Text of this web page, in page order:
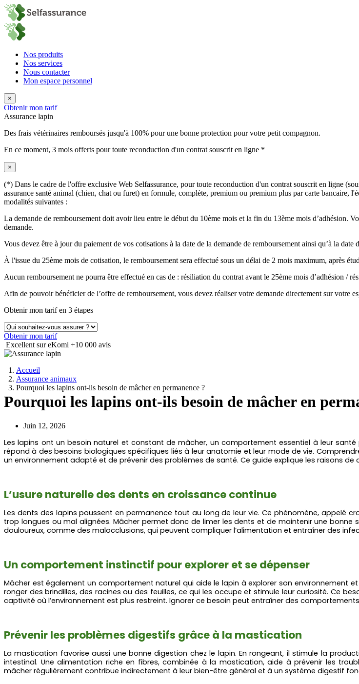
Nos produits
Nos services
Nous contacter
Mon espace personnel
×
Obtenir mon tarif
Assurance lapin
Des frais vétérinaires remboursés jusqu'à 100% pour une bonne protection pour votre petit compagnon.
En ce moment, 3 mois offerts pour toute reconduction d'un contrat souscrit en ligne *
×
(*) Dans le cadre de l'offre exclusive Web Selfassurance, pour toute reconduction d'un contrat souscrit en ligne
assurance santé animal (chien, chat ou furet) en formule, complète, premium ou premium plus par carte bancaire,
modalités suivantes :
La demande de remboursement doit avoir lieu entre le début du 10ème mois et la fin du 13ème mois d’adhésion.
demande.
Vous devez être à jour du paiement de vos cotisations à la date de la demande de remboursement ainsi qu’à la
À l'issue du 25ème mois de cotisation, le remboursement sera effectué sous un délai de 2 mois maximum, après
Aucun remboursement ne pourra être effectué en cas de : résiliation du contrat avant le 25ème mois d’adhésion /
Afin de pouvoir bénéficier de l’offre de remboursement, vous devez réaliser votre demande directement sur votre
Obtenir mon tarif en 3 étapes
Obtenir mon tarif
Excellent sur eKomi +10 000 avis
Accueil
Assurance animaux
Pourquoi les lapins ont-ils besoin de mâcher en permanence ?
Pourquoi les lapins ont-ils besoin de mâcher en
Juin 12, 2026
Les lapins ont un besoin naturel et constant de mâcher, un comportement essentiel à leur
répond à des besoins biologiques spécifiques liés à leur anatomie et leur mode de vie.
un environnement adapté et de prévenir des problèmes de santé. Ce guide explique les raisons
L’usure naturelle des dents en croissance continue
Les dents des lapins poussent en permanence tout au long de leur vie. Ce phénomène, appelé
trop longues ou mal alignées. Mâcher permet donc de limer les dents et de maintenir une
douloureux, comme des malocclusions, qui peuvent compliquer l’alimentation et entraîner des
Un comportement instinctif pour explorer et se dépenser
Mâcher est également un comportement naturel qui aide le lapin à explorer son environnement
ronger des brindilles, des racines ou des feuilles, ce qui les occupe et stimule leur curiosité. Ce
captivité où l’environnement est plus restreint. Ignorer ce besoin peut entraîner des
Prévenir les problèmes digestifs grâce à la mastication
La mastication favorise aussi une bonne digestion chez le lapin. En rongeant, il stimule la
intestinal. Une alimentation riche en fibres, combinée à la mastication, aide à prévenir les
mâcher régulièrement contribue indirectement à leur bien-être général et à un système digestif